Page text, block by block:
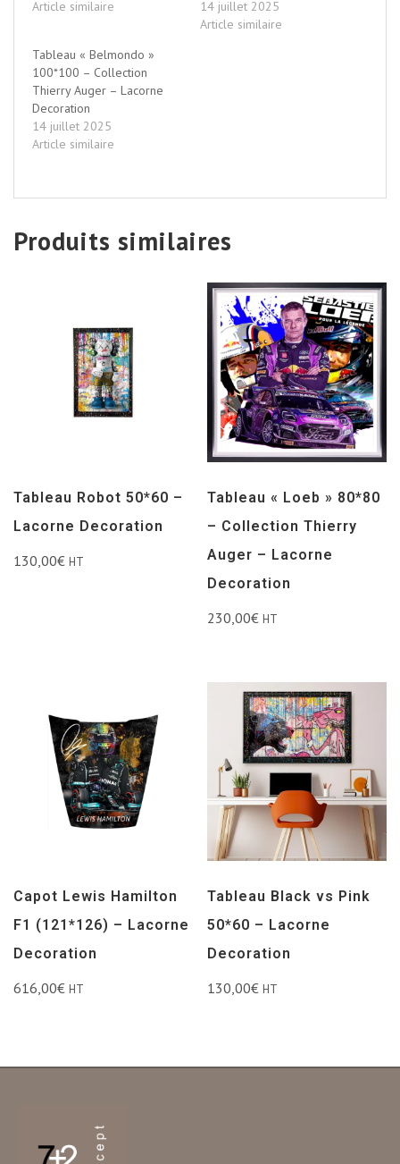
Article similaire
14 juillet 2025
Article similaire
Tableau « Belmondo »
100*100 – Collection
Thierry Auger – Lacorne
Decoration
14 juillet 2025
Article similaire
Produits similaires
Tableau Robot 50*60 –
Lacorne Decoration
130,00€ HT
Tableau « Loeb » 80*80
– Collection Thierry
Auger – Lacorne
Decoration
230,00€ HT
Capot Lewis Hamilton
F1 (121*126) – Lacorne
Decoration
616,00€ HT
Tableau Black vs Pink
50*60 – Lacorne
Decoration
130,00€ HT